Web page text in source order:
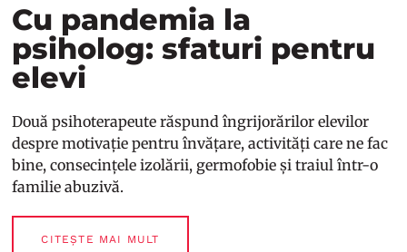
Cu pandemia la
psiholog: sfaturi pentru
elevi
Două psihoterapeute răspund îngrijorărilor elevilor
despre motivație pentru învățare, activități care ne fac
bine, consecințele izolării, germofobie și traiul într-o
familie abuzivă.
CITEȘTE MAI MULT